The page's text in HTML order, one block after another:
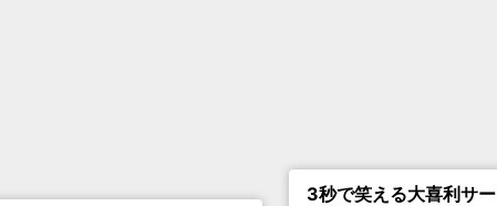
3秒で笑える大喜利サ